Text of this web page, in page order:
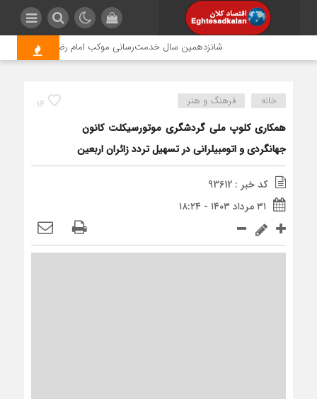
شانزدهمین سال خدمت‌رسانی موکب امام رضا (ع) پتروشیمی
14 خانه فرهنگ و هنر
همکاری کلوپ ملی گردشگری موتورسيكلت کانون
جهانگردی و اتومبیلرانی در تسهیل تردد زائران اربعین
کد خبر : 93612
۳۱ مرداد ۱۴۰۳ - ۱۸:۲۴